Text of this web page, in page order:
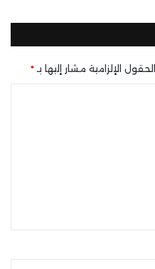
الحقول الإلزامية مشار إليها بـ *